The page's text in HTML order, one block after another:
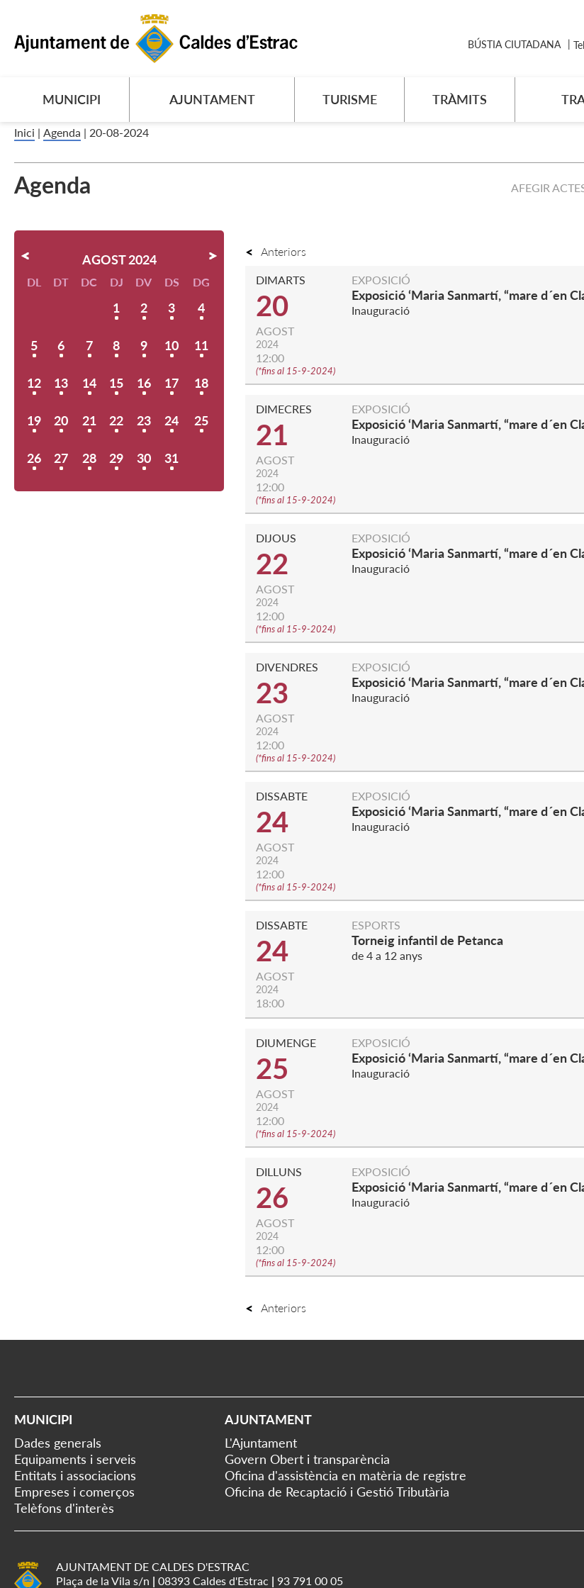
MUNICIPI AJUNTAMENT TURISME TRÀMITS
BÚSTIA CIUTADANA
Inici | Agenda | 20-08-2024
Agenda AFEGIR
AGOST 2024
DL DT DC DJ DV DS DG
1 2 3 4
5 6 7 8 9 10 11
12 13 14 15 16 17 18
19 20 21 22 23 24 25
26 27 28 29 30 31
Anteriors
DIMARTS
20
AGOST
2024
12:00
(*fins al 15-9-2024)
EXPOSICIÓ
Exposició ‘Maria Sanmartí, “mare d´en
Inauguració
DIMECRES
21
AGOST
2024
12:00
(*fins al 15-9-2024)
EXPOSICIÓ
Exposició ‘Maria Sanmartí, “mare d´en
Inauguració
DIJOUS
22
AGOST
2024
12:00
(*fins al 15-9-2024)
EXPOSICIÓ
Exposició ‘Maria Sanmartí, “mare d´en
Inauguració
DIVENDRES
23
AGOST
2024
12:00
(*fins al 15-9-2024)
EXPOSICIÓ
Exposició ‘Maria Sanmartí, “mare d´en
Inauguració
DISSABTE
24
AGOST
2024
12:00
(*fins al 15-9-2024)
EXPOSICIÓ
Exposició ‘Maria Sanmartí, “mare d´en
Inauguració
DISSABTE
24
AGOST
2024
18:00
ESPORTS
Torneig infantil de Petanca
de 4 a 12 anys
DIUMENGE
25
AGOST
2024
12:00
(*fins al 15-9-2024)
EXPOSICIÓ
Exposició ‘Maria Sanmartí, “mare d´en
Inauguració
DILLUNS
26
AGOST
2024
12:00
(*fins al 15-9-2024)
EXPOSICIÓ
Exposició ‘Maria Sanmartí, “mare d´en
Inauguració
Anteriors
MUNICIPI
Dades generals
Equipaments i serveis
Entitats i associacions
Empreses i comerços
Telèfons d'interès
AJUNTAMENT
L'Ajuntament
Govern Obert i transparència
Oficina d'assistència en matèria de registre
Oficina de Recaptació i Gestió Tributària
AJUNTAMENT DE CALDES D'ESTRAC
Plaça de la Vila s/n | 08393 Caldes d'Estrac | 93 791 00 05